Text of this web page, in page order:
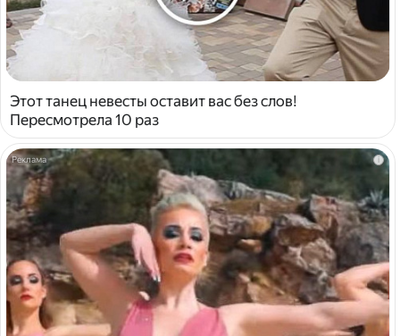
Этот танец невесты оставит вас без слов!
Пересмотрела 10 раз
i